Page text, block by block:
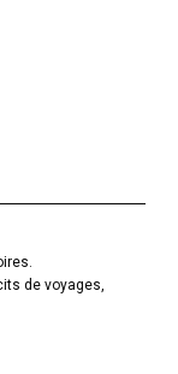
de voyages,